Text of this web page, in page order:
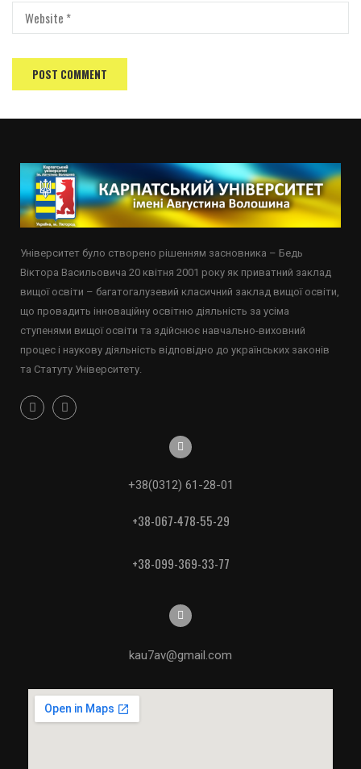
Університет було створено рішенням засновника – Бедь
Віктора Васильовича 20 квітня 2001 року як приватний заклад
вищої освіти – багатогалузевий класичний заклад вищої освіти,
що провадить інноваційну освітню діяльність за усіма
ступенями вищої освіти та здійснює навчально-виховний
процес і наукову діяльність відповідно до українських законів
та Статуту Університету.
+38(0312) 61-28-01
+38-067-478-55-29
+38-099-369-33-77
kau7av@gmail.com